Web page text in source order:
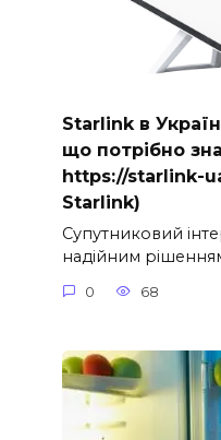
Starlink в
що потрібно
https://starlink-
Starlink)
Супутниковий
надійним
0 68